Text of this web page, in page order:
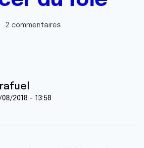
2 commentaires
08/2018 - 13:58